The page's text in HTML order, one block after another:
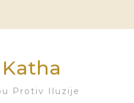
Protiv Iluzije